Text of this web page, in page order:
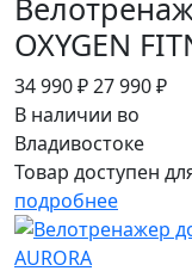
OXYGEN
34 990 ₽27 990 ₽
В наличии во
Владивостоке
Товар доступен
подробнее